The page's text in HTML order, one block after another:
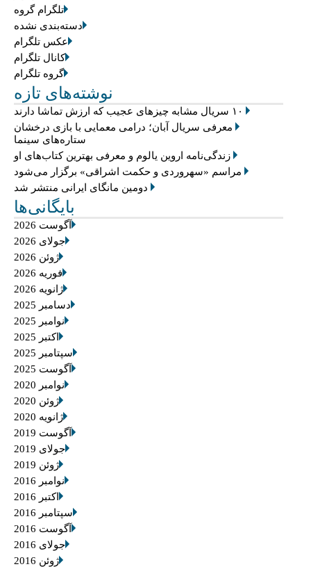
تلگرام گروه
دسته‌بندی نشده
عکس تلگرام
کانال تلگرام
گروه تلگرام
نوشته‌های تازه
۱۰ سریال مشابه چیزهای عجیب که ارزش تماشا دارند
معرفی سریال آبان؛ درامی معمایی با بازی درخشان
ستاره‌های سینما
زندگی‌نامه اروین یالوم و معرفی بهترین کتاب‌های او
مراسم «سهروردی و حکمت اشراقی» برگزار می‌شود
دومین مانگای ایرانی منتشر شد
بایگانی‌ها
آگوست 2026
جولای 2026
ژوئن 2026
فوریه 2026
ژانویه 2026
دسامبر 2025
نوامبر 2025
اکتبر 2025
سپتامبر 2025
آگوست 2025
نوامبر 2020
ژوئن 2020
ژانویه 2020
آگوست 2019
جولای 2019
ژوئن 2019
نوامبر 2016
اکتبر 2016
سپتامبر 2016
آگوست 2016
جولای 2016
ژوئن 2016